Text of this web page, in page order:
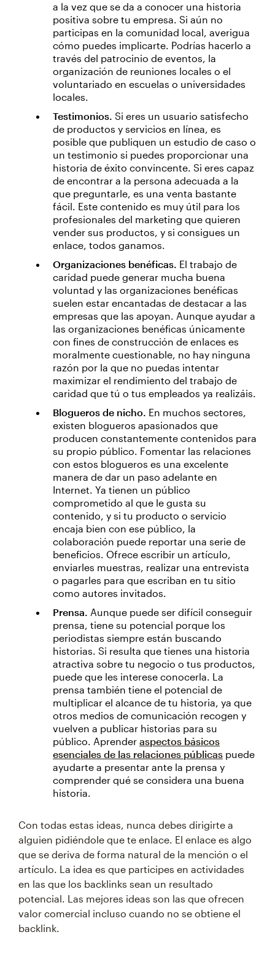
a la vez que se da a conocer una historia
positiva sobre tu empresa. Si aún no
participas en la comunidad local, averigua
cómo puedes implicarte. Podrías hacerlo a
través del patrocinio de eventos, la
organización de reuniones locales o el
voluntariado en escuelas o universidades
locales.
Testimonios. Si eres un usuario satisfecho
de productos y servicios en línea, es
posible que publiquen un estudio de caso o
un testimonio si puedes proporcionar una
historia de éxito convincente. Si eres capaz
de encontrar a la persona adecuada a la
que preguntarle, es una venta bastante
fácil. Este contenido es muy útil para los
profesionales del marketing que quieren
vender sus productos, y si consigues un
enlace, todos ganamos.
Organizaciones benéficas. El trabajo de
caridad puede generar mucha buena
voluntad y las organizaciones benéficas
suelen estar encantadas de destacar a las
empresas que las apoyan. Aunque ayudar a
las organizaciones benéficas únicamente
con fines de construcción de enlaces es
moralmente cuestionable, no hay ninguna
razón por la que no puedas intentar
maximizar el rendimiento del trabajo de
caridad que tú o tus empleados ya realizáis.
Blogueros de nicho. En muchos sectores,
existen blogueros apasionados que
producen constantemente contenidos para
su propio público. Fomentar las relaciones
con estos blogueros es una excelente
manera de dar un paso adelante en
Internet. Ya tienen un público
comprometido al que le gusta su
contenido, y si tu producto o servicio
encaja bien con ese público, la
colaboración puede reportar una serie de
beneficios. Ofrece escribir un artículo,
enviarles muestras, realizar una entrevista
o pagarles para que escriban en tu sitio
como autores invitados.
Prensa. Aunque puede ser difícil conseguir
prensa, tiene su potencial porque los
periodistas siempre están buscando
historias. Si resulta que tienes una historia
atractiva sobre tu negocio o tus productos,
puede que les interese conocerla. La
prensa también tiene el potencial de
multiplicar el alcance de tu historia, ya que
otros medios de comunicación recogen y
vuelven a publicar historias para su
público. Aprender aspectos básicos
esenciales de las relaciones públicas puede
ayudarte a presentar ante la prensa y
comprender qué se considera una buena
historia.
Con todas estas ideas, nunca debes dirigirte a
alguien pidiéndole que te enlace. El enlace es algo
que se deriva de forma natural de la mención o el
artículo. La idea es que participes en actividades
en las que los backlinks sean un resultado
potencial. Las mejores ideas son las que ofrecen
valor comercial incluso cuando no se obtiene el
backlink.